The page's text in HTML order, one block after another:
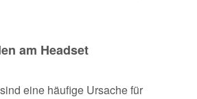
am Headset
eine häufige Ursache für